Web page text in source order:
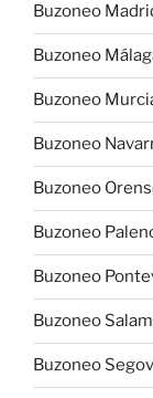
Buzoneo
Buzoneo
Buzoneo
Buzoneo
Buzoneo
Buzoneo
Buzoneo
Buzoneo
Buzoneo